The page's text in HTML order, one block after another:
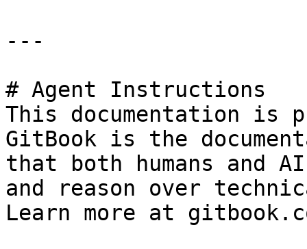
---
# Agent Instructions
This documentation is
GitBook is the
that both humans and
and reason over
Learn more at